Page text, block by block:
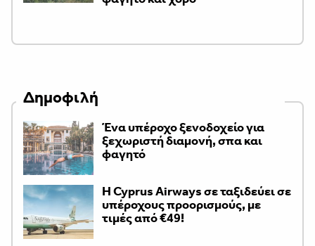
Δημοφιλή
Ένα υπέροχο ξενοδοχείο για
ξεχωριστή διαμονή, σπα και
φαγητό
H Cyprus Airways σε ταξιδεύει σε
υπέροχους προορισμούς, με
τιμές από €49!